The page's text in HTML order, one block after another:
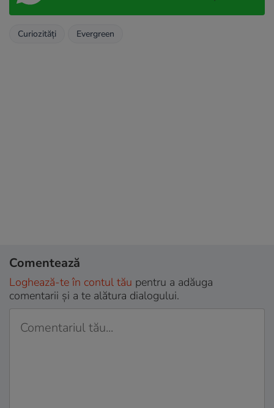
Curiozități Evergreen
Comentează
Loghează-te în contul tău pentru a adăuga
comentarii și a te alătura dialogului.